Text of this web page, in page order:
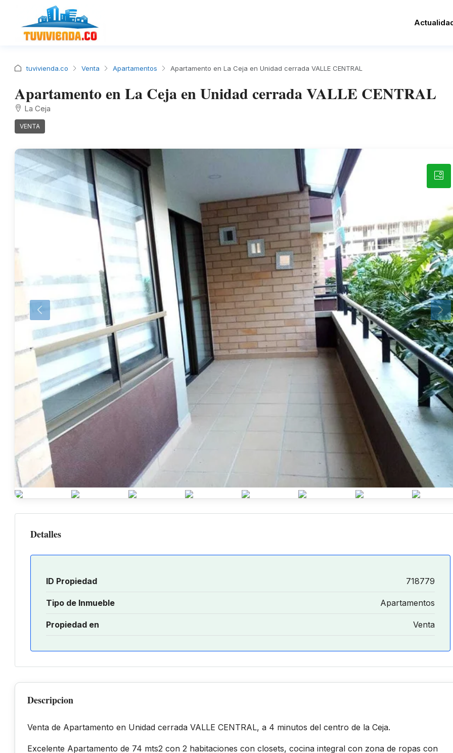
tuvivienda.co Venta Apartamentos Apartamento en La Ceja en Unidad cerrada VALLE CENTRAL
Apartamento en La Ceja en Unidad cerrada VALLE CENTRAL
La Ceja
VENTA
Detalles
ID Propiedad 718779
Tipo de Inmueble Apartamentos
Propiedad en Venta
Descripcion
Venta de Apartamento en Unidad cerrada VALLE CENTRAL, a 4 minutos del centro de la Ceja.
Excelente Apartamento de 74 mts2 con 2 habitaciones con closets, cocina integral con zona de ropas con